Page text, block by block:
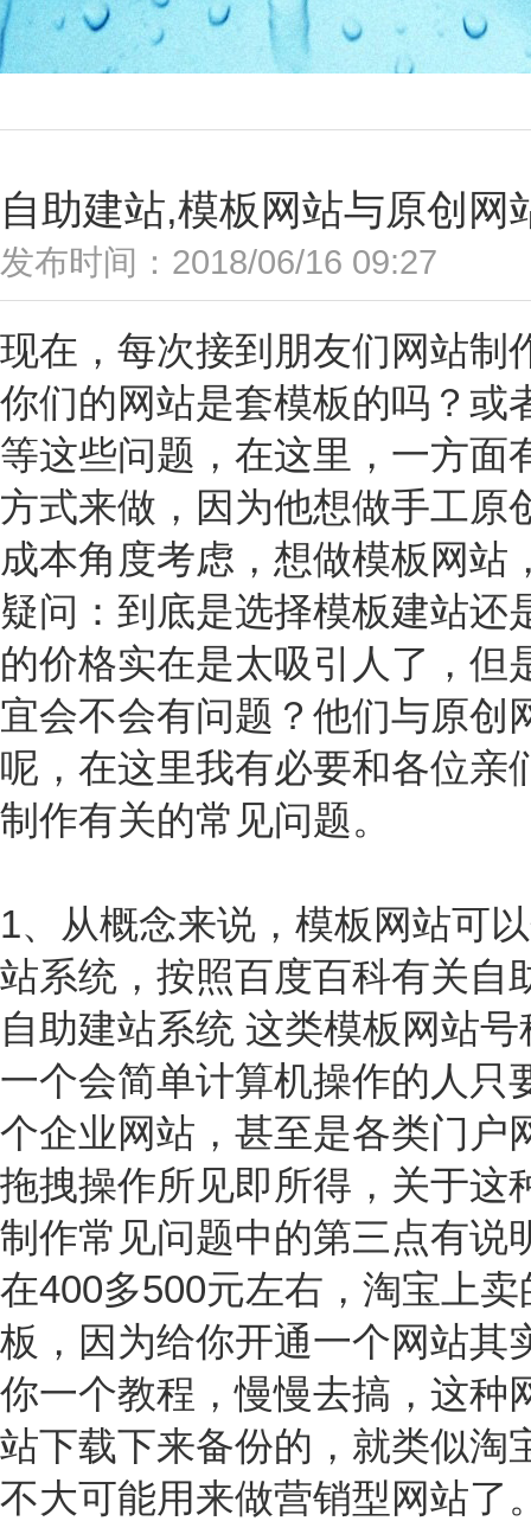
自助建站,模板网站与原创网
发布时间：2018/06/16 09:27
现在，每次接到朋友们网站制
你们的网站是套模板的吗？或
等这些问题，在这里，一方面
方式来做，因为他想做手工原
成本角度考虑，想做模板网站
疑问：到底是选择模板建站还
的价格实在是太吸引人了，但
宜会不会有问题？他们与原创
呢，在这里我有必要和各位亲
制作有关的常见问题。
1、从概念来说，模板网站可
站系统，按照百度百科有关自
自助建站系统 这类模板网站号
一个会简单计算机操作的人只
个企业网站，甚至是各类门户
拖拽操作所见即所得，关于这
制作常见问题中的第三点有说
在400多500元左右，淘宝上
板，因为给你开通一个网站其
你一个教程，慢慢去搞，这种
站下载下来备份的，就类似淘
不大可能用来做营销型网站了